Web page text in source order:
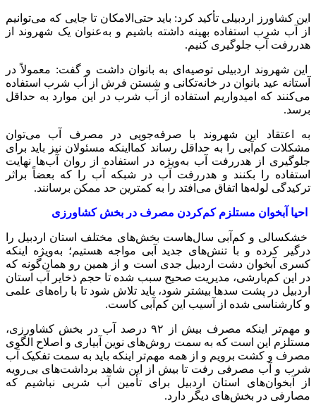
این کشاورز اردبیلی تأکید کرد: باید حتی‌الامکان تا جایی که می‌توانیم
از آب شرب استفاده بهینه داشته باشیم و به‌عنوان یک شهروند از
هدررفت آب جلوگیری کنیم.
این شهروند اردبیلی توصیه‌ای به بانوان داشت و گفت: معمولاً در
آستانه عید بانوان در خانه‌تکانی و شستن فرش از آب شرب استفاده
می‌کنند که امیدواریم استفاده از آب شرب در این موارد به حداقل
برسد.
به اعتقاد این شهروند با صرفه‌جویی در مصرف آب می‌توان
مشکلات کم‌آبی را به حداقل رساند کمااینکه مسئولان نیز باید برای
جلوگیری از هدررفت آب به‌ویژه در استفاده از روان آب‌ها نهایت
استفاده را بکنند و هدررفت آب در شبکه آب را که بعضاً براثر
ترکیدگی لوله‌ها اتفاق می‌افتد را به کمترین حد ممکن برسانند.
احیا آبخوان مستلزم کم‌کردن مصرف در بخش کشاورزی
خشکسالی و کم‌آبی سال‌هاست بخش‌های مختلف استان اردبیل را
درگیر کرده و با تنش‌های جدید آبی مواجه هستیم؛ به‌ویژه اینکه
کسری آبخوان دشت اردبیل جدی است و از همین رو همان‌گونه که
در این کم‌بارشی، مدیریت صحیح سبب شده تا حجم ذخایر آب استان
اردبیل در پشت سدها بیشتر شود، باید تلاش شود تا با راه‌های علمی
و کارشناسی شده از آسیب این کم‌آبی کاست.
و مهم‌تر اینکه مصرف بیش از ۹۲ درصد آب در بخش کشاورزی،
مستلزم این است که به سمت روش‌های نوین آبیاری و اصلاح الگوی
مصرف و کشت برویم و از همه مهم‌تر اینکه باید به سمت تفکیک آب
شرب و آب مصرفی رفت تا بیش از این شاهد برداشت‌های بی‌رویه
از آبخوان‌های استان اردبیل برای تأمین آب شربی نباشیم که
مصارفی در بخش‌های دیگر دارد.